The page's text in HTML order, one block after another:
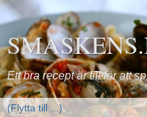
Ett bra recept är till för att